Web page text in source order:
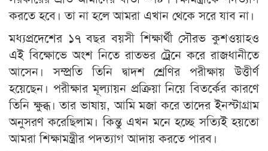
করতে হবে। তা না হলে আমরা এখান থেকে সরে যাব না।
মধ্যপ্রদেশের ১৭ বছর বয়সী শিক্ষার্থী সৌরভ কুশওয়াহও
এই বিক্ষোভে অংশ নিতে রাতভর ট্রেনে করে রাজধানীতে
আসেন। সম্প্রতি তিনি দ্বাদশ শ্রেণির পরীক্ষায় উত্তীর্ণ
হয়েছেন। পরীক্ষার মূল্যায়ন প্রক্রিয়া নিয়ে বিতর্কের কারণে
তিনি ক্ষুব্ধ। তার ভাষায়, আমি মজা করে তাদের ইনস্টাগ্রাম
অনুসরণ করেছিলাম। কিন্তু এখন মনে হচ্ছে সত্যিই হয়তো
আমরা শিক্ষামন্ত্রীর পদত্যাগ আদায় করতে পারব।